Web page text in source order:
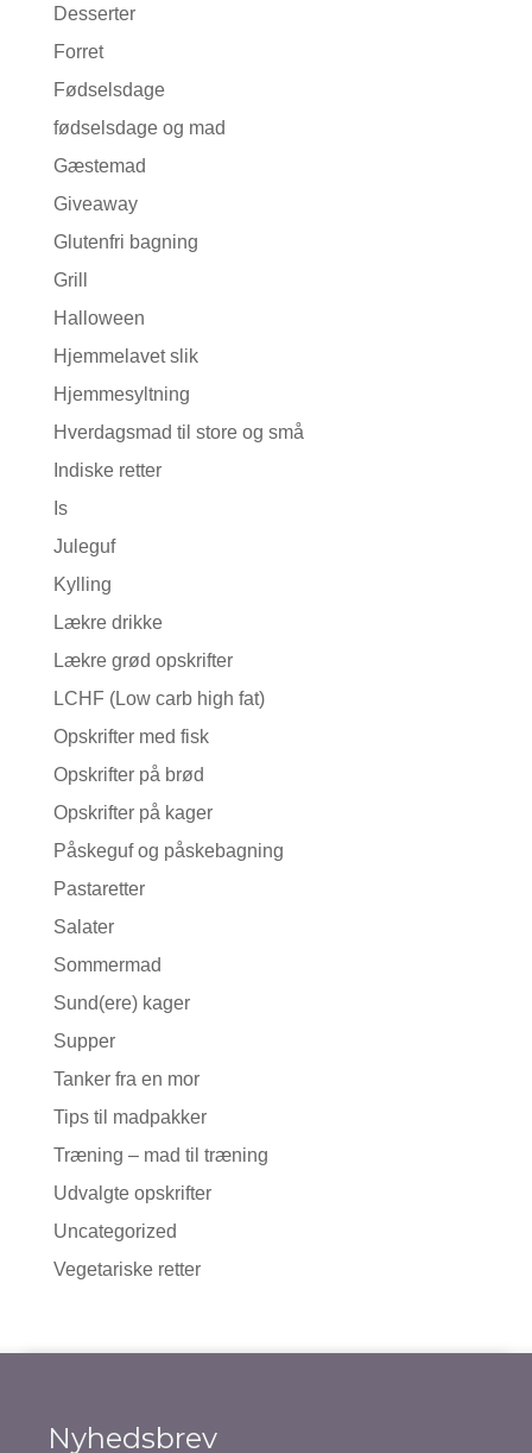
Desserter
Forret
Fødselsdage
fødselsdage og mad
Gæstemad
Giveaway
Glutenfri bagning
Grill
Halloween
Hjemmelavet slik
Hjemmesyltning
Hverdagsmad til store og små
Indiske retter
Is
Juleguf
Kylling
Lækre drikke
Lækre grød opskrifter
LCHF (Low carb high fat)
Opskrifter med fisk
Opskrifter på brød
Opskrifter på kager
Påskeguf og påskebagning
Pastaretter
Salater
Sommermad
Sund(ere) kager
Supper
Tanker fra en mor
Tips til madpakker
Træning – mad til træning
Udvalgte opskrifter
Uncategorized
Vegetariske retter
Nyhedsbrev